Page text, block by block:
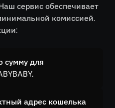
сервис обеспечивает
комиссией.
сумму для
адрес кошелька